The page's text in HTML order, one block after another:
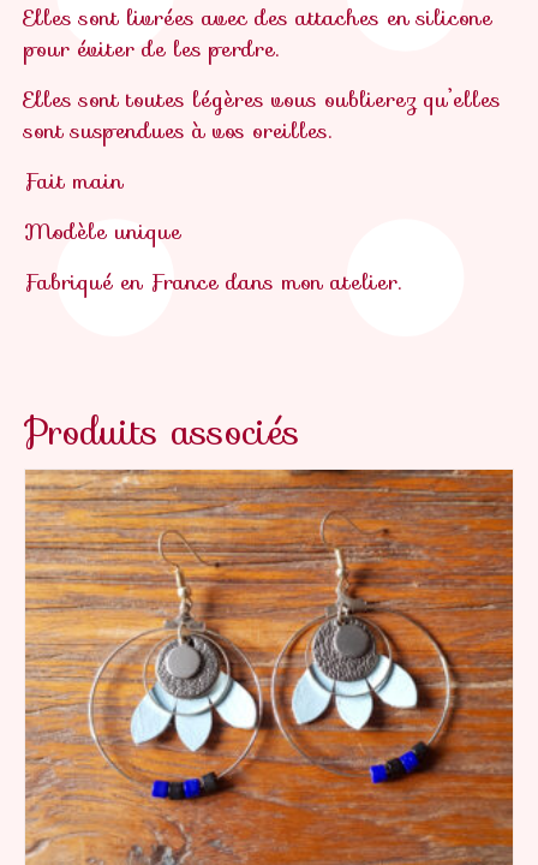
Elles sont livrées avec des attaches en silicone
pour éviter de les perdre.
Elles sont toutes légères vous oublierez qu’elles
sont suspendues à vos oreilles.
Fait main
Modèle unique
Fabriqué en France dans mon atelier.
Produits associés